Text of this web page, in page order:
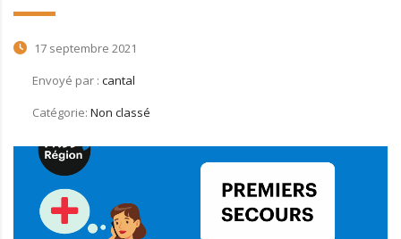
17 septembre 2021
Envoyé par : cantal
Catégorie: Non classé